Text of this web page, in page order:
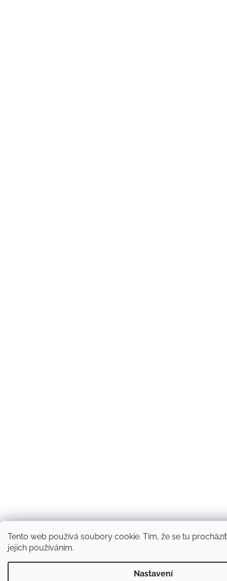
Tento web používá soubory cookie. Tím, že se tu
jejich používáním.
Nastavení